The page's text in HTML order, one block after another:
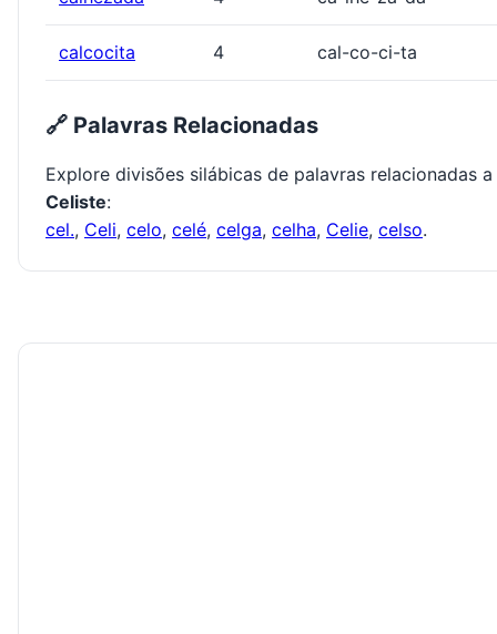
calcocita 4 cal-co-ci-ta
🔗 Palavras Relacionadas
Explore divisões silábicas de palavras relacionadas a
Celiste:
cel., Celi, celo, celé, celga, celha, Celie, celso.